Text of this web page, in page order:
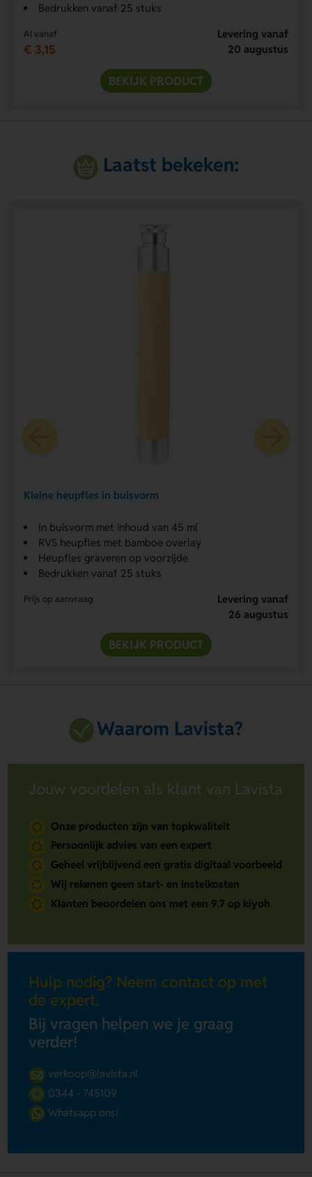
Bedrukken vanaf 25 stuks
Al vanaf
€ 3,15
Levering vanaf
20 augustus
BEKIJK PRODUCT
Laatst bekeken:
Kleine heupfles in buisvorm
In buisvorm met inhoud van 45 ml
RVS heupfles met bamboe overlay
Heupfles graveren op voorzijde
Bedrukken vanaf 25 stuks
Prijs op aanvraag
Levering vanaf
26 augustus
BEKIJK PRODUCT
Waarom Lavista?
Jouw voordelen als klant van Lavista
Onze producten zijn van topkwaliteit
Persoonlijk advies van een expert
Geheel vrijblijvend een gratis digitaal voorbeeld
Wij rekenen geen start- en instelkosten
Klanten beoordelen ons met een 9.7 op kiyoh
Hulp nodig? Neem contact op met
de expert.
Bij vragen helpen we je graag
verder!
verkoop@lavista.nl
0344 - 745109
Whatsapp ons!